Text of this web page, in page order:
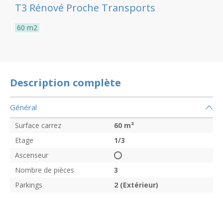
T3 Rénové Proche Transports
60 m2
Description complète
Général
Surface carrez 60 m²
Etage
1/3
Ascenseur
Nombre de pièces
3
Parkings
2 (Extérieur)